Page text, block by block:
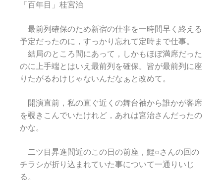
「百年目」桂宮治
最前列確保のため新宿の仕事を一時間早く終える
予定だったのに，すっかり忘れて定時まで仕事。
結局のところ間にあって，しかもほぼ満席だった
のに上手端とはいえ最前列を確保。皆が最前列に座
りたがるわけじゃないんだなぁと改めて。
開演直前，私の直ぐ近くの舞台袖から誰かが客席
を覗きこんでいたけれど，あれは宮治さんだったの
かな。
二ツ目昇進間近のこの日の前座，鯉○さんの回の
チラシが折り込まれていた事について一通りいじ
る。